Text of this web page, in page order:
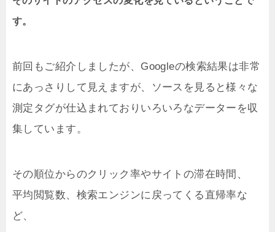
す。
前回もご紹介しましたが、Googleの検索結果は非常
にあっさりして見えますが、ソースを見ると様々な
測定タグが仕込まれておりいろいろなデーターを収
集しています。
その順位からのクリック率やサイトの滞在時間、
平均閲覧数、検索エンジンに戻ってくる直帰率な
ど、